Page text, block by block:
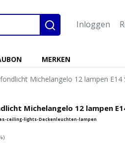
Inloggen
MERKEN
Michelangelo 12 lampen E14
Michelangelo 12 lampen
ceiling-lights-Deckenleuchten-lampen